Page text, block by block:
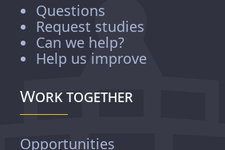
Questions
Request studies
Can we help?
Help us improve
Work together
Opportunities